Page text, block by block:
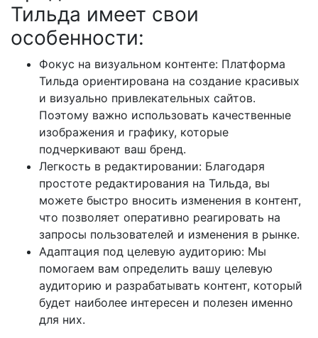
Тильда имеет свои
особенности:
Фокус на визуальном контенте: Платформа
Тильда ориентирована на создание красивых
и визуально привлекательных сайтов.
Поэтому важно использовать качественные
изображения и графику, которые
подчеркивают ваш бренд.
Легкость в редактировании: Благодаря
простоте редактирования на Тильда, вы
можете быстро вносить изменения в контент,
что позволяет оперативно реагировать на
запросы пользователей и изменения в рынке.
Адаптация под целевую аудиторию: Мы
помогаем вам определить вашу целевую
аудиторию и разрабатывать контент, который
будет наиболее интересен и полезен именно
для них.